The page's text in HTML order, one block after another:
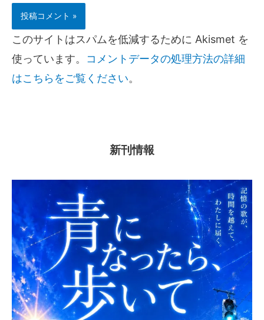
このサイトはスパムを低減するために Akismet を
使っています。 コメントデータの処理方法の詳細
はこちらをご覧ください。
新刊情報